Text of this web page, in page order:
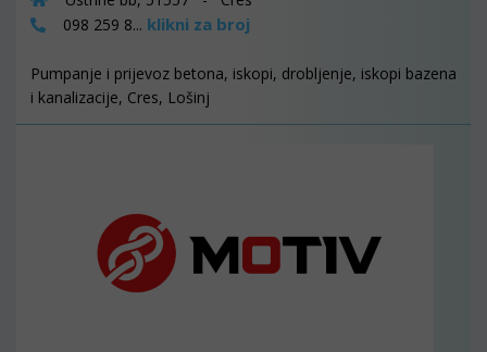
098 259 8... klikni za broj
Pumpanje i prijevoz betona, iskopi, drobljenje, iskopi bazena
i kanalizacije, Cres, Lošinj